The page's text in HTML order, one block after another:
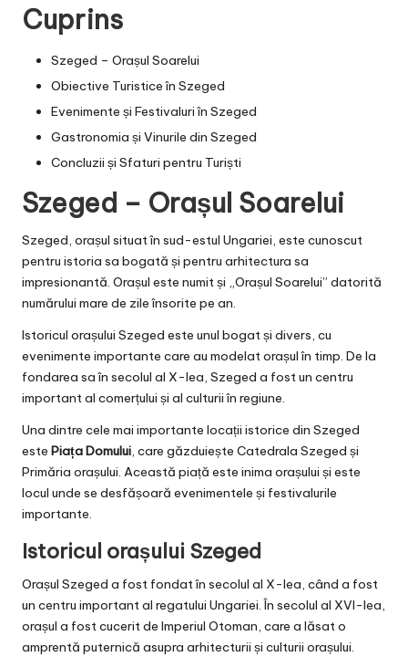
Cuprins
Szeged – Orașul Soarelui
Obiective Turistice în Szeged
Evenimente și Festivaluri în Szeged
Gastronomia și Vinurile din Szeged
Concluzii și Sfaturi pentru Turiști
Szeged – Orașul Soarelui
Szeged, orașul situat în sud-estul Ungariei, este cunoscut
pentru istoria sa bogată și pentru arhitectura sa
impresionantă. Orașul este numit și „Orașul Soarelui” datorită
numărului mare de zile însorite pe an.
Istoricul orașului Szeged este unul bogat și divers, cu
evenimente importante care au modelat orașul în timp. De la
fondarea sa în secolul al X-lea, Szeged a fost un centru
important al comerțului și al culturii în regiune.
Una dintre cele mai importante locații istorice din Szeged
este Piața Domului, care găzduiește Catedrala Szeged și
Primăria orașului. Această piață este inima orașului și este
locul unde se desfășoară evenimentele și festivalurile
importante.
Istoricul orașului Szeged
Orașul Szeged a fost fondat în secolul al X-lea, când a fost
un centru important al regatului Ungariei. În secolul al XVI-lea,
orașul a fost cucerit de Imperiul Otoman, care a lăsat o
amprentă puternică asupra arhitecturii și culturii orașului.